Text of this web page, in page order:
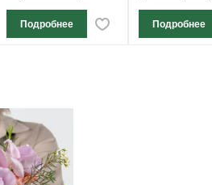
высота 12 см
Подробнее
см, высота
Подробнее